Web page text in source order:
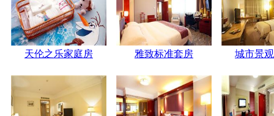
天伦之乐家庭房 雅致标准套房 城市景